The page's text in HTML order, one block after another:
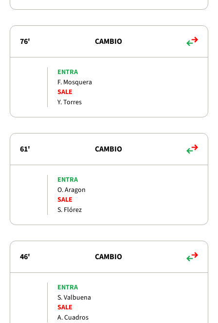
76' CAMBIO
ENTRA
F. Mosquera
SALE
Y. Torres
61' CAMBIO
ENTRA
O. Aragon
SALE
S. Flórez
46' CAMBIO
ENTRA
S. Valbuena
SALE
A. Cuadros